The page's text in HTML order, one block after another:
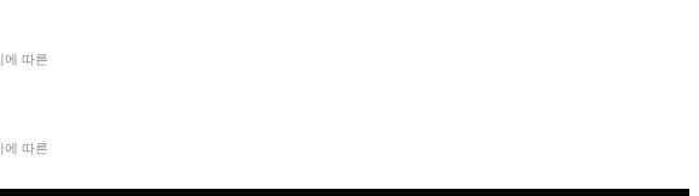
에 따른
에 따른